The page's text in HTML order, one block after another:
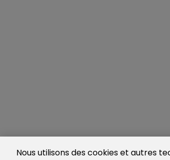
Nous utilisons des cookies et autres